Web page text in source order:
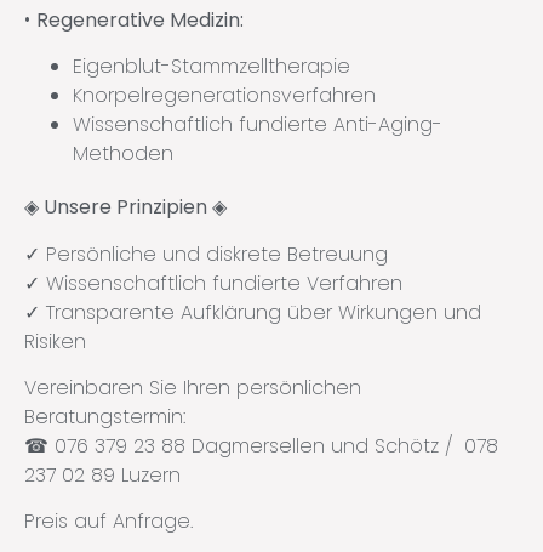
• Regenerative Medizin:
Eigenblut-Stammzelltherapie
Knorpelregenerationsverfahren
Wissenschaftlich fundierte Anti-Aging-
Methoden
◈ Unsere Prinzipien ◈
✓ Persönliche und diskrete Betreuung
✓ Wissenschaftlich fundierte Verfahren
✓ Transparente Aufklärung über Wirkungen und
Risiken
Vereinbaren Sie Ihren persönlichen
Beratungstermin:
☎ 076 379 23 88 Dagmersellen und Schötz / 078
237 02 89 Luzern
Preis auf Anfrage.